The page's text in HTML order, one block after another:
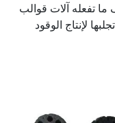
تفعله آلات قوالب
لإنتاج الوقود